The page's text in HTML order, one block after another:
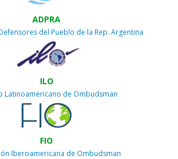
ADPRA
del Pueblo de la Rep. Argentina
ILO
Latinoamericano de Ombudsman
FIO
Iberoamericana de Ombudsman